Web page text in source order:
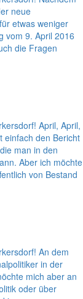
neue
etwas weniger
vom 9. April 2016
die Fragen
April, April,
einfach den Bericht
man in den
Aber ich möchte
von Bestand
An dem
in der
mich aber an
oder über